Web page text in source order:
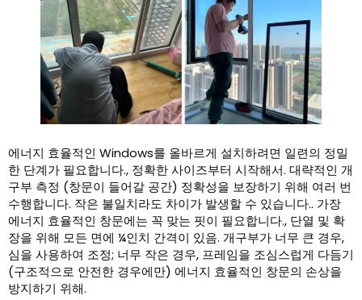
에너지 효율적인 Windows를 올바르게 설치하려면 일련의 정밀
한 단계가 필요합니다., 정확한 사이즈부터 시작해서. 대략적인 개
구부 측정 (창문이 들어갈 공간) 정확성을 보장하기 위해 여러 번
수행합니다. 작은 불일치라도 차이가 발생할 수 있습니다.. 가장
에너지 효율적인 창문에는 꼭 맞는 핏이 필요합니다., 단열 및 확
장을 위해 모든 면에 ¼인치 간격이 있음. 개구부가 너무 큰 경우,
심을 사용하여 조정; 너무 작은 경우, 프레임을 조심스럽게 다듬기
(구조적으로 안전한 경우에만) 에너지 효율적인 창문의 손상을
방지하기 위해.